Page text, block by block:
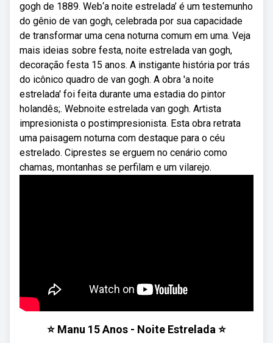
gogh de 1889. Web‘a noite estrelada’ é um testemunho
do gênio de van gogh, celebrada por sua capacidade
de transformar uma cena noturna comum em uma. Veja
mais ideias sobre festa, noite estrelada van gogh,
decoração festa 15 anos. A instigante história por trás
do icônico quadro de van gogh. A obra 'a noite
estrelada' foi feita durante uma estadia do pintor
holandês;. Webnoite estrelada van gogh. Artista
impresionista o postimpresionista. Esta obra retrata
uma paisagem noturna com destaque para o céu
estrelado. Ciprestes se erguem no cenário como
chamas, montanhas se perfilam e um vilarejo.
⭐️ Manu 15 Anos - Noite Estrelada ⭐️